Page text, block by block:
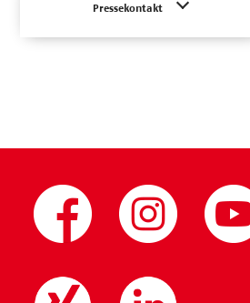
Pressekontakt